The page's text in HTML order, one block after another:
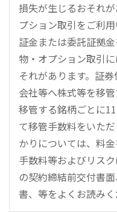
損失が生じるおそれ
プション取引をご利
証金または委託証拠
物・オプション取引
それがあります。証
会社等へ株式等を移
移管する銘柄ごとに
て移管手数料をいた
かりについては、料
手数料等およびリス
の契約締結前交付書
書、等をよくお読みく